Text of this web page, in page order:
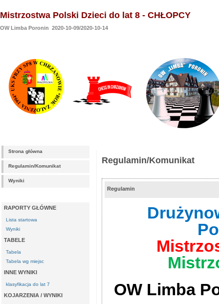
Mistrzostwa Polski Dzieci do lat 8 - CHŁOPCY
OW Limba Poronin 2020-10-09/2020-10-14
Strona główna
Regulamin/Komunikat
Wyniki
RAPORTY GŁÓWNE
Lista startowa
Wyniki
TABELE
Tabela
Tabela wg miejsc
INNE WYNIKI
klasyfikacja do lat 7
KOJARZENIA / WYNIKI
Regulamin/Komunikat
Regulamin
OW Limba